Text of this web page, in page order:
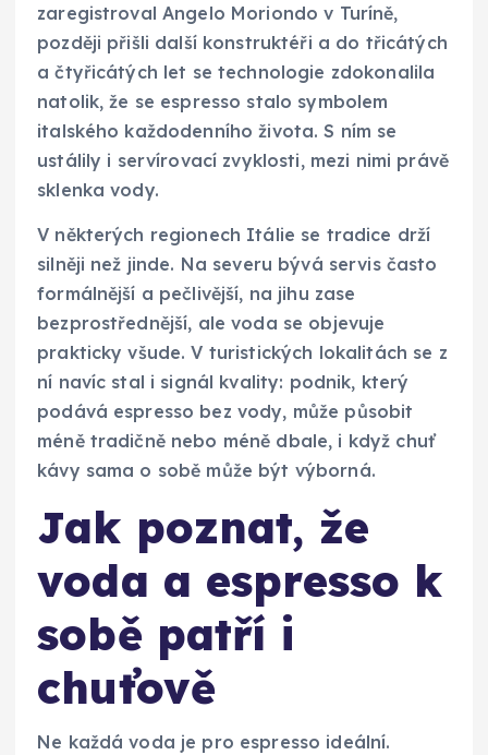
zaregistroval Angelo Moriondo v Turíně,
později přišli další konstruktéři a do třicátých
a čtyřicátých let se technologie zdokonalila
natolik, že se espresso stalo symbolem
italského každodenního života. S ním se
ustálily i servírovací zvyklosti, mezi nimi právě
sklenka vody.
V některých regionech Itálie se tradice drží
silněji než jinde. Na severu bývá servis často
formálnější a pečlivější, na jihu zase
bezprostřednější, ale voda se objevuje
prakticky všude. V turistických lokalitách se z
ní navíc stal i signál kvality: podnik, který
podává espresso bez vody, může působit
méně tradičně nebo méně dbale, i když chuť
kávy sama o sobě může být výborná.
Jak poznat, že
voda a espresso k
sobě patří i
chuťově
Ne každá voda je pro espresso ideální.